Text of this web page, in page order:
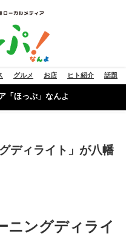
グルメ お店 ヒト紹介 話題
「ほっぷ」なんよ
ディライト」が八幡
ニングディライ